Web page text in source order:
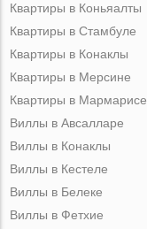
Квартиры в Коньяалты
Квартиры в Стамбуле
Квартиры в Конаклы
Квартиры в Мерсине
Квартиры в Мармарисе
Виллы в Авсалларе
Виллы в Конаклы
Виллы в Кестеле
Виллы в Белеке
Виллы в Фетхие